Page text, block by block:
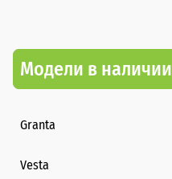
Модели в наличии
Granta
Vesta